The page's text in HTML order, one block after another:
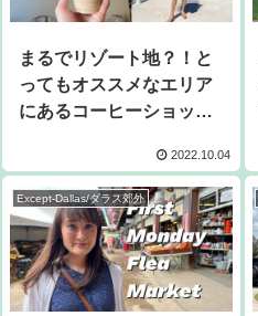
まるでリゾート地？！と
ってもオススメなエリア
にあるコーヒーショップ
2022.10.04
Except-Dallas/ダラス郊外